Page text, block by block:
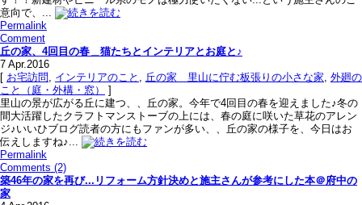
意向で、...
Permalink
Comment
丘の家、4回目の春＿猫たちとインテリアとお庭と♪
7 Apr.2016
[ お宅訪問, インテリアのこと , 丘の家＿里山に佇む板張りの小さな家, 外廻の
こと（庭・外構・窓）
]
里山の景が広がる丘に建つ、、丘の家。今年で4回目の春を迎えました♪冬の
間大活躍したクラフトマンストーブの上には、春の庭に咲いた草花のアレン
ジ♪いいひブログ読者の方にもファンが多い、、丘の家の様子を、今日はお
伝えしますね♪...
Permalink
Comments (2)
築46年の家を再び...リフォーム方針決めと施主さんが参考にした本＠府中の
家